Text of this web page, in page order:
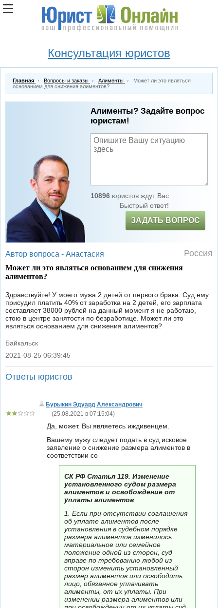
Консультация юристов
Главная Вопросы и заказы Алименты
Может ли это являться
основанием для снижения алиментов?
Алименты? Задайте вопрос
юристам!
10896юристов ждут Вас
Быстрый ответ!
ЗАДАТЬ ВОПРОС
Автор вопроса - Анастасия Россия
Может ли это являться основанием для снижения
алиментов?
Здравствуйте! У моего мужа 2 детей от первого брака. Суд ему
присудил платить 40% от заработка на 2 детей, его зарплата
составляет 38000 рублей на данный момент я не работаю,
стою в центре занятости по безработице. Может ли это
являться основанием для снижения алиментов?
Байкальск
|
2021-08-25 06:39:45
Ответы юристов
Бурыкин Эдуард Александрович
(25.08.2021 в 07:15:04)
Да, может. Вы являетесь иждивенцем.
Вашему мужу следует подать в суд исковое
заявление о снижение размера алиментов в
соответствии со
СК РФ Статья 119. Изменение
установленного судом размера
алиментов и освобождение от
уплаты алиментов
1. Если при отсутствии соглашения
об уплате алиментов после
установления в судебном порядке
размера алиментов изменилось
материальное или семейное
положение одной из сторон, суд
вправе по требованию любой из
сторон изменить установленный
размер алиментов или освободить
лицо, обязанное уплачивать
алименты, от их уплаты. При
изменении размера алиментов или